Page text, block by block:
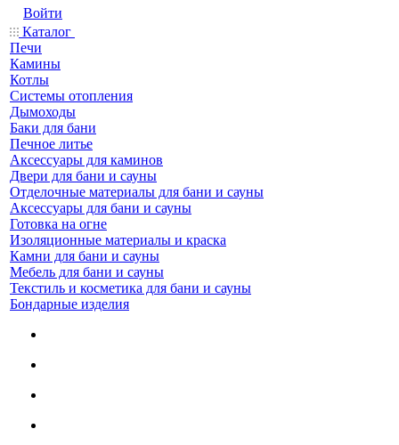
Войти
Каталог
Печи
Камины
Котлы
Системы отопления
Дымоходы
Баки для бани
Печное литье
Аксессуары для каминов
Двери для бани и сауны
Отделочные материалы для бани и сауны
Аксессуары для бани и сауны
Готовка на огне
Изоляционные материалы и краска
Камни для бани и сауны
Мебель для бани и сауны
Текстиль и косметика для бани и сауны
Бондарные изделия